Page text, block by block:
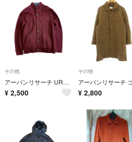
その他
アーバンリサーチ URBAN RESEARCH ジャケット カーディガン
¥ 2,500
その他
¥ 2,800